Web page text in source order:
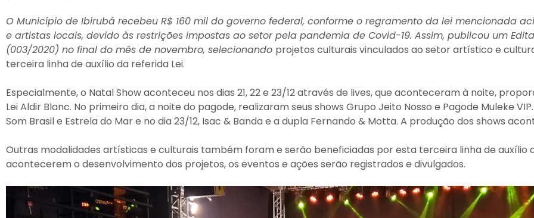
O Município de Ibirubá recebeu R$ 160 mil do governo federal, conforme o regramento da lei mencionada
e artistas locais, devido às restrições impostas ao setor pela pandemia de Covid-19. Assim, publicou um
(003/2020) no final do mês de novembro, selecionando projetos culturais vinculados ao setor artístico e
terceira linha de auxílio da referida Lei.
Especialmente, o Natal Show aconteceu nos dias 21, 22 e 23/12 através de lives, que aconteceram à noite,
Lei Aldir Blanc. No primeiro dia, a noite do pagode, realizaram seus shows Grupo Jeito Nosso e Pagode Muleke
Som Brasil e Estrela do Mar e no dia 23/12, Isac & Banda e a dupla Fernando & Motta. A produção dos shows
Outras modalidades artísticas e culturais também foram e serão beneficiadas por esta terceira linha de auxílio
acontecerem o desenvolvimento dos projetos, os eventos e ações serão registrados e divulgados.